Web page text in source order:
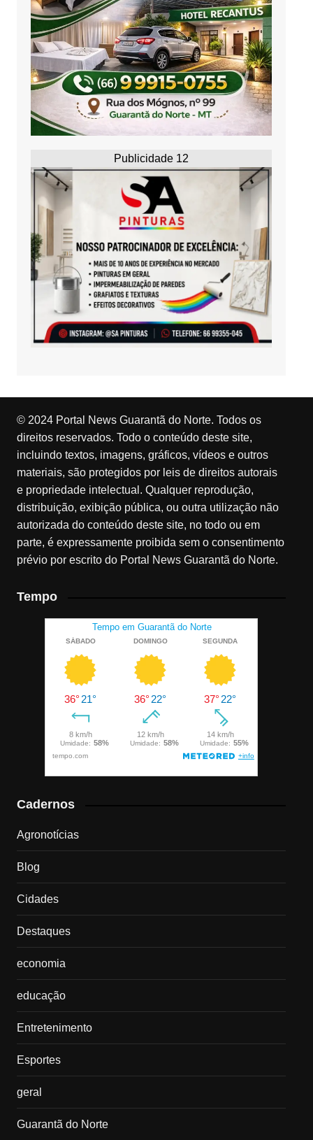
Publicidade 12
© 2024 Portal News Guarantã do Norte. Todos os
direitos reservados. Todo o conteúdo deste site,
incluindo textos, imagens, gráficos, vídeos e outros
materiais, são protegidos por leis de direitos autorais
e propriedade intelectual. Qualquer reprodução,
distribuição, exibição pública, ou outra utilização não
autorizada do conteúdo deste site, no todo ou em
parte, é expressamente proibida sem o consentimento
prévio por escrito do Portal News Guarantã do Norte.
Tempo
Cadernos
Agronotícias
Blog
Cidades
Destaques
economia
educação
Entretenimento
Esportes
geral
Guarantã do Norte